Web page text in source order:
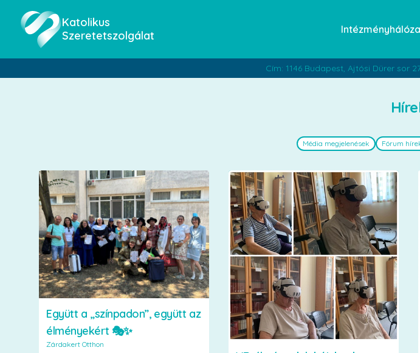
Katolikus
Szeretetszolgálat
Cím: 1146 Budapest, Ajtósi Dürer sor
Média megjelenések Fórum
Együtt a „színpadon”, együtt az
élményekért 🎭✨
Zárdakert Otthon